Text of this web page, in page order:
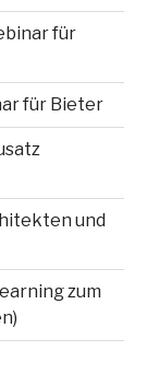
für
für Bieter
und
zum